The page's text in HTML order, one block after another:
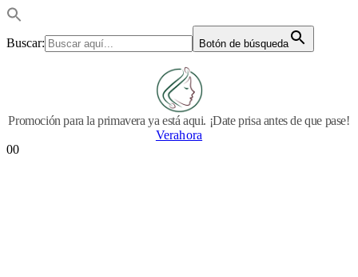
Buscar: Botón de búsqueda
Promoción para la primavera ya está aqui. ¡Date prisa antes de que pase!
Verahora
00